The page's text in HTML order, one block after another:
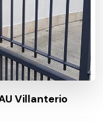
Villanterio